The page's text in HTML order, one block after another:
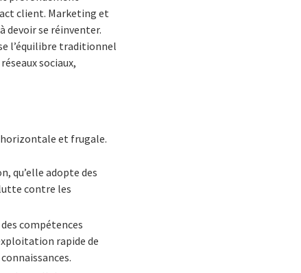
client. Marketing et
devoir se réinventer.
l’équilibre traditionnel
sociaux,
horizontale et frugale.
qu’elle adopte des
contre les
compétences
rapide de